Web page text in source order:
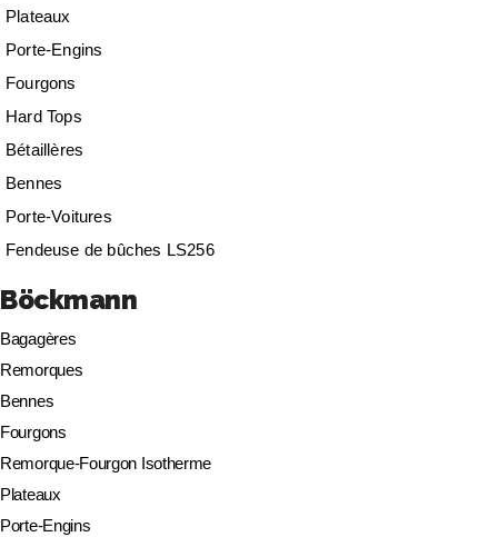
Plateaux
Porte-Engins
Fourgons
Hard Tops
Bétaillères
Bennes
Porte-Voitures
Fendeuse de bûches LS256
Böckmann
Bagagères
Remorques
Bennes
Fourgons
Remorque-Fourgon Isotherme
Plateaux
Porte-Engins